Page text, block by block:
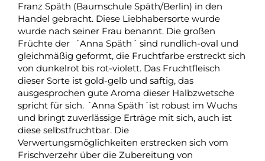
Franz Späth (Baumschule Späth/Berlin) in den
Handel gebracht. Diese Liebhabersorte wurde
wurde nach seiner Frau benannt. Die großen
Früchte der ´Anna Späth´ sind rundlich-oval und
gleichmäßig geformt, die Fruchtfarbe erstreckt sich
von dunkelrot bis rot-violett. Das Fruchtfleisch
dieser Sorte ist gold-gelb und saftig, das
ausgesprochen gute Aroma dieser Halbzwetsche
spricht für sich. ´Anna Späth´ist robust im Wuchs
und bringt zuverlässige Erträge mit sich, auch ist
diese selbstfruchtbar. Die
Verwertungsmöglichkeiten erstrecken sich vom
Frischverzehr über die Zubereitung von